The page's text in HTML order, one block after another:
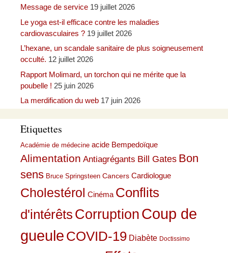
Message de service 19 juillet 2026
Le yoga est-il efficace contre les maladies
cardiovasculaires ? 19 juillet 2026
L’hexane, un scandale sanitaire de plus soigneusement
occulté. 12 juillet 2026
Rapport Molimard, un torchon qui ne mérite que la
poubelle ! 25 juin 2026
La merdification du web 17 juin 2026
Etiquettes
Académie de médecine acide Bempedoïque
Alimentation Antiagrégants Bill Gates Bon
sens Bruce Springsteen Cancers Cardiologue
Cholestérol Cinéma Conflits
d'intérêts CorruptionCoup de
gueule COVID-19 Diabète Doctissimo